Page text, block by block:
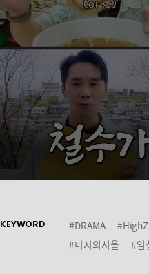
KEYWORD #DRAMA
#미지의서울
#임